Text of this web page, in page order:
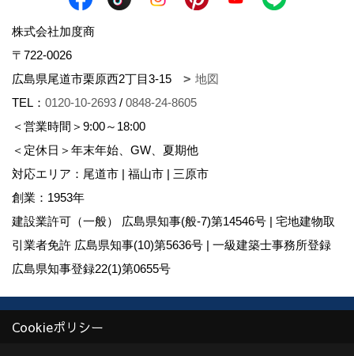
株式会社加度商
〒722-0026
広島県尾道市栗原西2丁目3-15
地図
TEL： 0120-10-2693 / 0848-24-8605
＜営業時間＞9:00～18:00
＜定休日＞年末年始、GW、夏期他
対応エリア：尾道市 | 福山市 | 三原市
創業：1953年
建設業許可（一般） 広島県知事(般-7)第14546号 | 宅地建物取
引業者免許 広島県知事(10)第5636号 | 一級建築士事務所登録
広島県知事登録22(1)第0655号
Produced byゴデスクリエイト
Cookieポリシー